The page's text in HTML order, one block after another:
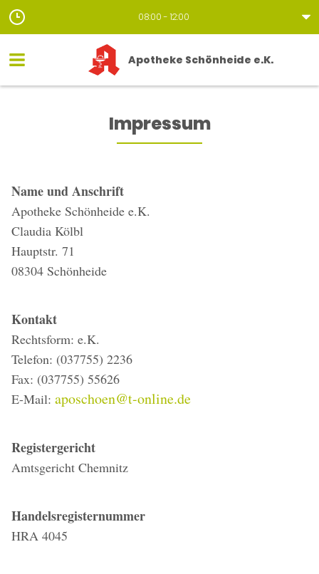
08:00 - 12:00
Apotheke Schönheide e.K.
Impressum
Name und Anschrift
Apotheke Schönheide e.K.
Claudia Kölbl
Hauptstr. 71
08304 Schönheide
Kontakt
Rechtsform: e.K.
Telefon: (037755) 2236
Fax: (037755) 55626
E-Mail: aposchoen@t-online.de
Registergericht
Amtsgericht Chemnitz
Handelsregisternummer
HRA 4045